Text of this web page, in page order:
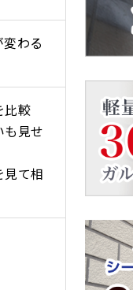
わる
比較
見せ
て相